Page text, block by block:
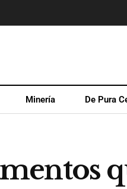
Minería De Pura